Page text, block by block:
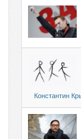
Константин